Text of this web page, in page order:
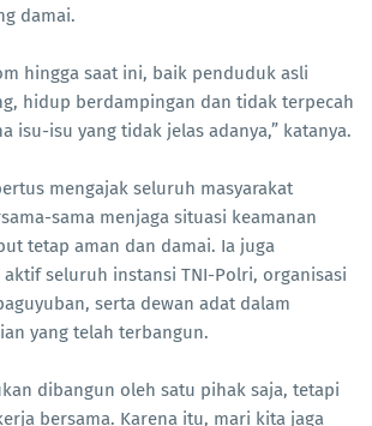
damai.
hingga saat ini, baik penduduk asli
hidup berdampingan dan tidak terpecah
isu-isu yang tidak jelas adanya,” katanya.
mengajak seluruh masyarakat
sama menjaga situasi keamanan
tetap aman dan damai. Ia juga
seluruh instansi TNI-Polri, organisasi
serta dewan adat dalam
yang telah terbangun.
dibangun oleh satu pihak saja, tetapi
bersama. Karena itu, mari kita jaga